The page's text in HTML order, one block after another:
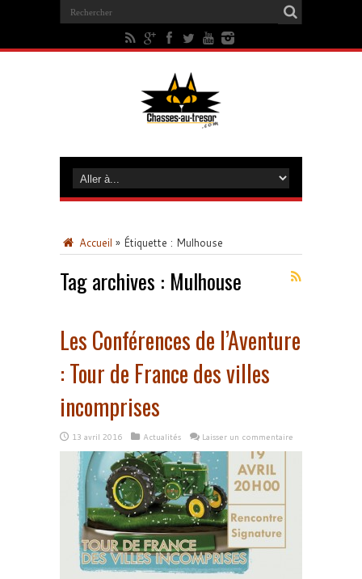
Accueil » Étiquette : Mulhouse
Tag archives : Mulhouse
Les Conférences de l’Aventure
: Tour de France des villes
incomprises
13 avril 2016 Actualités Laisser un commentaire